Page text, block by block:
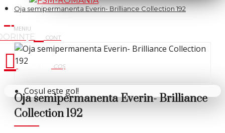
Cosul tau
Coșul este gol!
Oja semipermanenta Everin- Brilliance Collection 192
Oja semipermanenta Everin- Brilliance
Collection 192